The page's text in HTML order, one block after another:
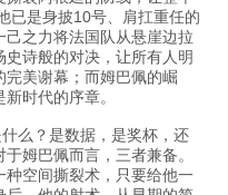
已是身披10号、肩扛重任的
之力将法国队从悬崖边拉
诗般的对决，让所有人明
美谢幕；而姆巴佩的崛
时代的序章。
么？是数据，是奖杯，还
姆巴佩而言，三者兼备。
空间撕裂术，只要给他一